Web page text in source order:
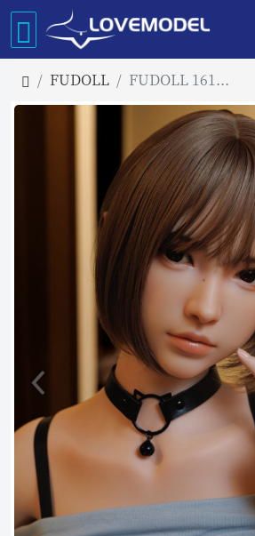
FUDOLL FUDOLL 161cm Eカップ 莎莉 超軽量版 フルシリコン製ラブドール